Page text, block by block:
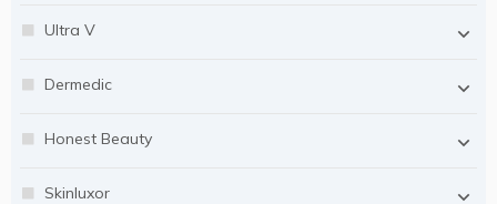
Ultra V
Dermedic
Honest Beauty
Skinluxor